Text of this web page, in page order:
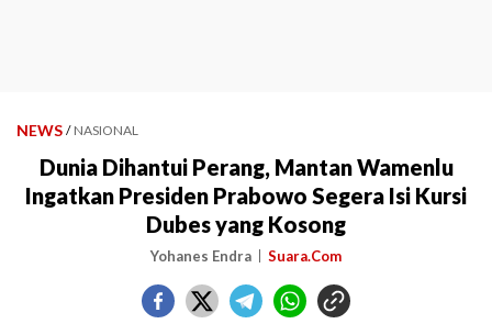
NEWS / NASIONAL
Dunia Dihantui Perang, Mantan Wamenlu
Ingatkan Presiden Prabowo Segera Isi Kursi
Dubes yang Kosong
Yohanes Endra Suara.Com